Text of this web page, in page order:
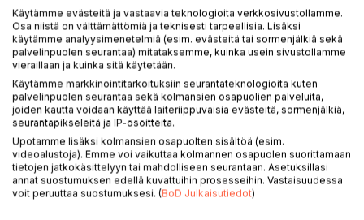
Poliitikkojen puheessa vilisee omituisia termejä, jotka tiukan
paikan tullen eivät tarkoita juuri mitään. Toisaalta maailma on
väärällään ilmiöitä, joille ei ole sanoja.
Vesa Sisätön Gini-kerroin ja muita sanaselityksiä politiikan
maailmasta - kirjan 150 sananselitystä yhdistävät uutisvirran
merkityksettömät politiikkasanat ja kansakunnan
aivokopassa pyörivät sanattomat merkitykset.
duuma
Ajatus, joka ajatellaan vasta toteutuksen jälkeen.
"Kun aamulla heräsin, huomasin että olin yöllä kännissä
Käytämme evästeitä ja vastaavia teknologioita verkkosivustollamme.
Osa niistä on välttämättömiä ja teknisesti tarpeellisia. Lisäksi
käytämme analyysimenetelmiä (esim. evästeitä tai sormenjälkiä sekä
palvelinpuolen seurantaa) mitataksemme, kuinka usein sivustollamme
vieraillaan ja kuinka sitä käytetään.
Käytämme markkinointitarkoituksiin seurantateknologioita kuten
palvelinpuolen seurantaa sekä kolmansien osapuolien palveluita,
joiden kautta voidaan käyttää laiteriippuvaisia evästeitä, sormenjälkiä,
seurantapikseleitä ja IP-osoitteita.
Upotamme lisäksi kolmansien osapuolten sisältöä (esim.
videoalustoja). Emme voi vaikuttaa kolmannen osapuolen suorittamaan
tietojen jatkokäsittelyyn tai mahdolliseen seurantaan. Asetuksillasi
annat suostumuksen edellä kuvattuihin prosesseihin. Vastaisuudessa
voit peruuttaa suostumuksesi. (BoD Julkaisutiedot)